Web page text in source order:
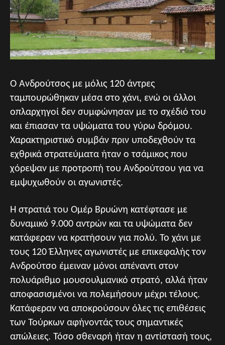
Ο Ανδρούτσος με μόλις 120 άντρες
ταμπουρώθηκαν μέσα στο χάνι, ενώ οι άλλοι
οπλαρχηγοί δεν συμφώνησαν με το σχέδιό του
και έπιασαν τα υψώματα του γύρω δρόμου.
Χαρακτηριστικό συμβάν πριν υποδεχθούν τα
εχθρικά στρατεύματα ήταν ο τσάμικος που
χόρεψαν με προτροπή του Ανδρούτσου για να
εμψυχωθούν οι αγωνιστές.
Η στρατιά του Ομέρ Βρυώνη κατέφτασε με
δυναμικό 9.000 αντρών και τα υψώματα δεν
κατάφεραν να κρατήσουν για πολύ. Το χάνι με
τους 120 Έλληνες αγωνιστές με επικεφαλής τον
Ανδρούτσο έμειναν μόνοι απέναντι στον
πολυάριθμο μουσουλμανικό στρατό, αλλά ήταν
αποφασισμένοι να πολεμήσουν μέχρι τέλους.
Κατάφεραν να αποκρούσουν όλες τις επιθέσεις
των Τούρκων αφήνοντάς τους σημαντικές
απώλειες. Τόσο σθεναρή ήταν η αντίστασή τους,